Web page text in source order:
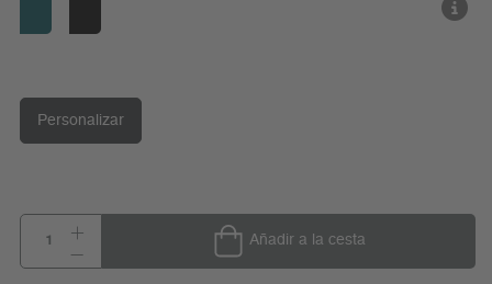
Personalizar
Añadir a la cesta